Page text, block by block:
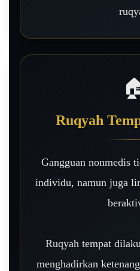
Ruqyah
Gangguan nonmedis
individu, namun juga
Ruqyah tempat
menghadirkan